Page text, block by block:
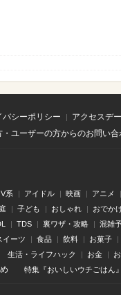
バシーポリシー アクセスデ
・ユーザーの方からのお問い合
V系 アイドル 映画 アニメ
子ども おしゃれ おでか
TDS 裏ワザ・攻略 混雑
イーツ 食品 飲料 お菓子
生活・ライフハック お金
特集『おいしいウチごはん』